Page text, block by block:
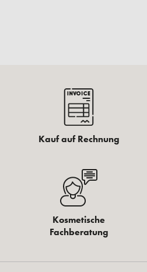
Kauf auf Rechnung
Kosmetische
Fachberatung